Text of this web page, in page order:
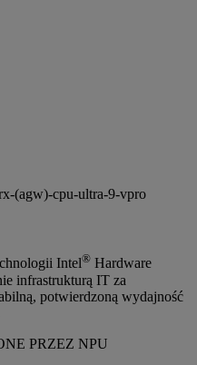
Intel® Hardware
infrastrukturą IT za
potwierdzoną wydajność
PRZEZ NPU